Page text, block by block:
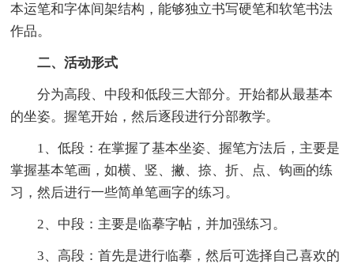
本运笔和字体间架结构，能够独立书写硬笔和软笔书法
作品。
二、活动形式
分为高段、中段和低段三大部分。开始都从最基本
的坐姿。握笔开始，然后逐段进行分部教学。
1、低段：在掌握了基本坐姿、握笔方法后，主要是
掌握基本笔画，如横、竖、撇、捺、折、点、钩画的练
习，然后进行一些简单笔画字的练习。
2、中段：主要是临摹字帖，并加强练习。
3、高段：首先是进行临摹，然后可选择自己喜欢的